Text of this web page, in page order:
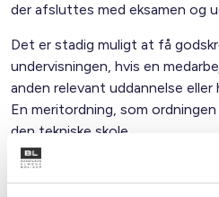
der afsluttes med eksamen og
Det er stadig muligt at få
undervisningen, hvis en
anden relevant uddannelse
En meritordning, som
den tekniske skole.
En anden mulighed er at tage
voksenforløb (ligeledes en